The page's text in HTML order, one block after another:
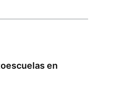
en